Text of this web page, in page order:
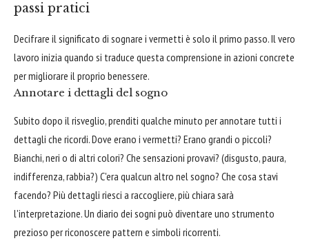
passi pratici
Decifrare il significato di sognare i vermetti è solo il primo passo. Il vero
lavoro inizia quando si traduce questa comprensione in azioni concrete
per migliorare il proprio benessere.
Annotare i dettagli del sogno
Subito dopo il risveglio, prenditi qualche minuto per annotare tutti i
dettagli che ricordi. Dove erano i vermetti? Erano grandi o piccoli?
Bianchi, neri o di altri colori? Che sensazioni provavi? (disgusto, paura,
indifferenza, rabbia?) C'era qualcun altro nel sogno? Che cosa stavi
facendo? Più dettagli riesci a raccogliere, più chiara sarà
l'interpretazione. Un diario dei sogni può diventare uno strumento
prezioso per riconoscere pattern e simboli ricorrenti.